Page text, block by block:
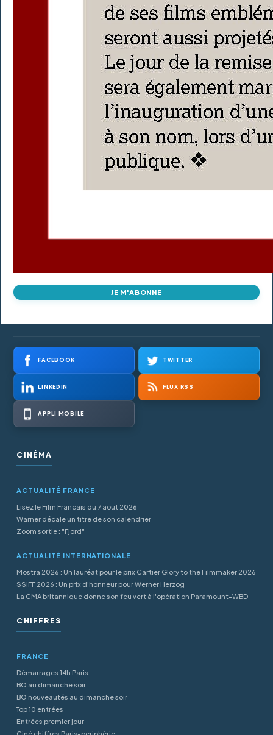
JE M'ABONNE
FACEBOOK TWITTER
LINKEDIN FLUX RSS
APPLI MOBILE
CINÉMA
ACTUALITÉ FRANCE
Lisez le Film Francais du 7 aout 2026
Warner décale un titre de son calendrier
Zoom sortie : "Fjord"
ACTUALITÉ INTERNATIONALE
Mostra 2026 : Un lauréat pour le prix Cartier Glory to the Filmmaker 2026
SSIFF 2026 : Un prix d’honneur pour Werner Herzog
La CMA britannique donne son feu vert à l'opération Paramount-WBD
CHIFFRES
FRANCE
Démarrages 14h Paris
BO au dimanche soir
BO nouveautés au dimanche soir
Top 10 entrées
Entrées premier jour